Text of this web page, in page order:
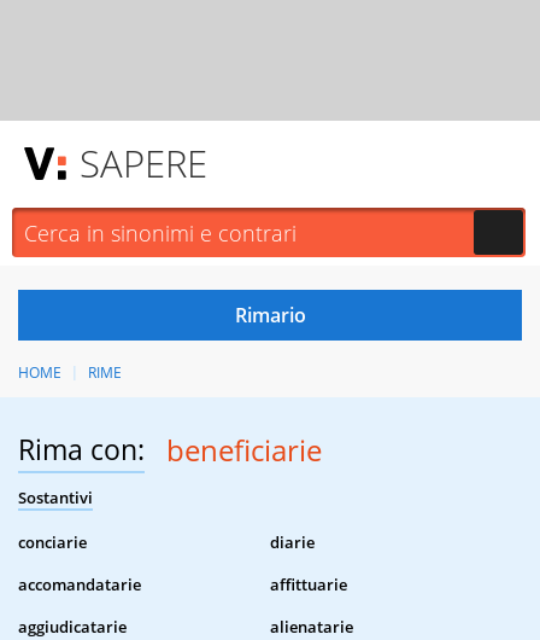
SAPERE
HOME RIME
Rima con: beneficiarie
Sostantivi
conciarie
diarie
accomandatarie
affittuarie
aggiudicatarie
alienatarie